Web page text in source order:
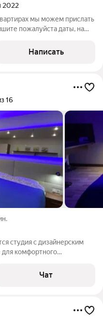
2022
мы можем прислать
пожалуйста даты, на
будут фото свободных
Написать
16
студия с дизайнерским
комфортного
дней проживания,
Чат